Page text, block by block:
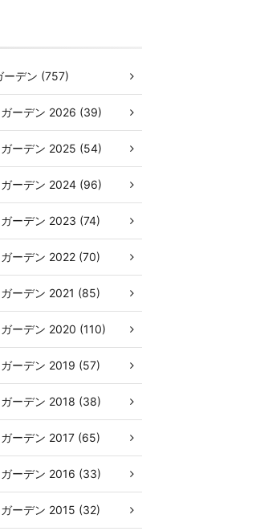
ーデン (757)
ーデン 2026 (39)
ーデン 2025 (54)
ーデン 2024 (96)
ーデン 2023 (74)
ーデン 2022 (70)
ーデン 2021 (85)
ーデン 2020 (110)
ーデン 2019 (57)
ーデン 2018 (38)
ーデン 2017 (65)
ーデン 2016 (33)
ーデン 2015 (32)